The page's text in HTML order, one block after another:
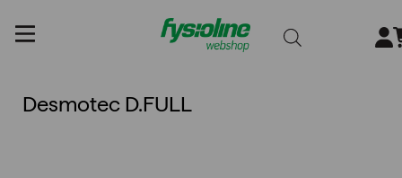
innehållet
Desmotec D.FULL